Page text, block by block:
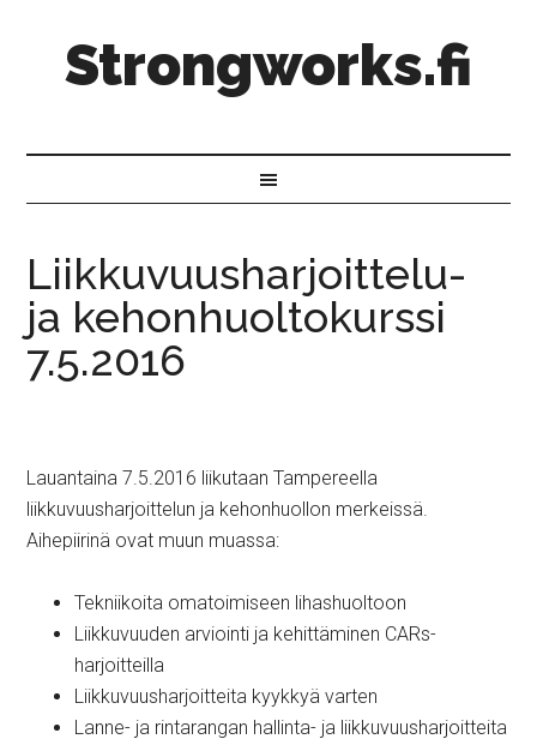
Strongworks.fi
Liikkuvuusharjoittelu-
ja kehonhuoltokurssi
7.5.2016
Lauantaina 7.5.2016 liikutaan Tampereella
liikkuvuusharjoittelun ja kehonhuollon merkeissä.
Aihepiirinä ovat muun muassa:
Tekniikoita omatoimiseen lihashuoltoon
Liikkuvuuden arviointi ja kehittäminen CARs-
harjoitteilla
Liikkuvuusharjoitteita kyykkyä varten
Lanne- ja rintarangan hallinta- ja liikkuvuusharjoitteita